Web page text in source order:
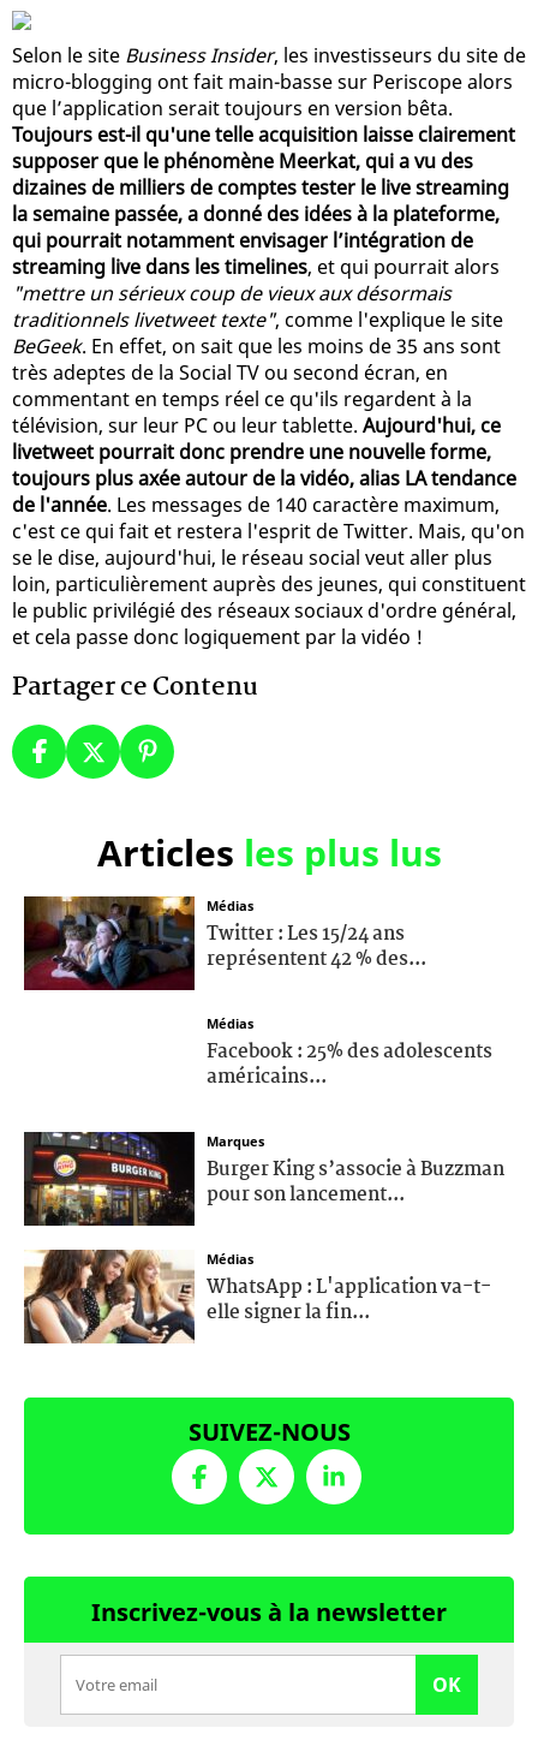
Selon le site Business Insider, les investisseurs du site de
micro-blogging ont fait main-basse sur Periscope alors
que l’application serait toujours en version bêta.
Toujours est-il qu'une telle acquisition laisse clairement
supposer que le phénomène Meerkat, qui a vu des
dizaines de milliers de comptes tester le live streaming
la semaine passée, a donné des idées à la plateforme,
qui pourrait notamment envisager l’intégration de
streaming live dans les timelines, et qui pourrait alors
"mettre un sérieux coup de vieux aux désormais
traditionnels livetweet texte", comme l'explique le site
BeGeek. En effet, on sait que les moins de 35 ans sont
très adeptes de la Social TV ou second écran, en
commentant en temps réel ce qu'ils regardent à la
télévision, sur leur PC ou leur tablette. Aujourd'hui, ce
livetweet pourrait donc prendre une nouvelle forme,
toujours plus axée autour de la vidéo, alias LA tendance
de l'année. Les messages de 140 caractère maximum,
c'est ce qui fait et restera l'esprit de Twitter. Mais, qu'on
se le dise, aujourd'hui, le réseau social veut aller plus
loin, particulièrement auprès des jeunes, qui constituent
le public privilégié des réseaux sociaux d'ordre général,
et cela passe donc logiquement par la vidéo !
Partager ce Contenu
Articles les plus lus
Médias
Twitter : Les 15/24 ans
représentent 42 % des...
Médias
Facebook : 25% des adolescents
américains...
Marques
Burger King s’associe à Buzzman
pour son lancement...
Médias
WhatsApp : L'application va-t-
elle signer la fin...
SUIVEZ-NOUS
Inscrivez-vous à la newsletter
OK